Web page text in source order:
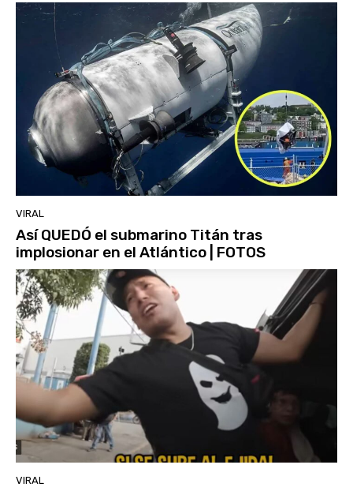
VIRAL
Así QUEDÓ el submarino Titán tras
implosionar en el Atlántico | FOTOS
VIRAL